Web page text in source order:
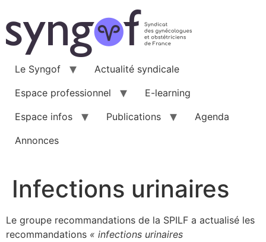
au
contenu
Le Syngof
Actualité syndicale
Espace professionnel
E-learning
Espace infos
Publications
Agenda
Annonces
Infections urinaires
Le groupe recommandations de la SPILF a actualisé les
recommandations « infections urinaires